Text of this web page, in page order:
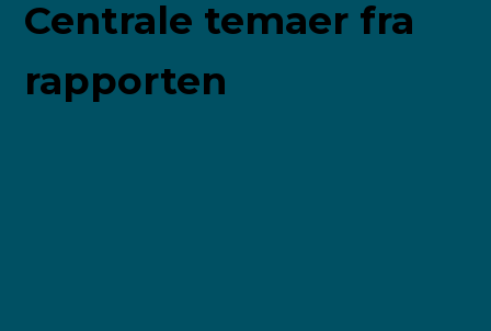
Centrale temaer fra
rapporten